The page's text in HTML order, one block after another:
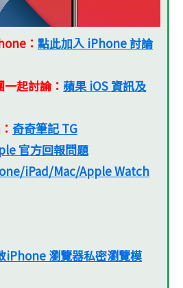
： 點此加入 iPhone 討論
起討論： 蘋果 iOS 資訊及
奇奇筆記 TG
官方回報問題
iPad/Mac/Apple Watch
iPhone 瀏覽器私密瀏覽模